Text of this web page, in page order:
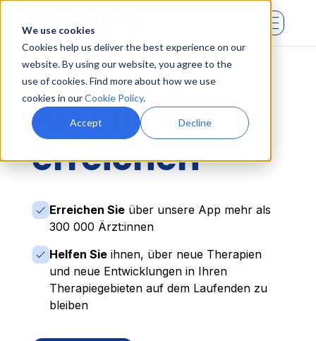
We use cookies
Cookies help us deliver the best experience on our
website. By using our website, you agree to the
use of cookies. Find more about how we use
cookies in ourCookie Policy.
Accept Decline
Ärzt:innen
erreichen
Erreichen Sie über unsere App mehr als
300 000 Ärzt:innen
Helfen Sie ihnen, über neue Therapien
und neue Entwicklungen in Ihren
Therapiegebieten auf dem Laufenden zu
bleiben